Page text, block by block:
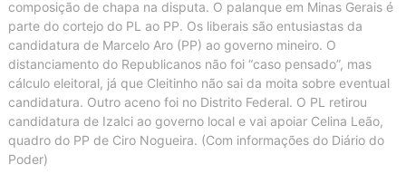
composição de chapa na disputa. O palanque em Minas Gerais é
parte do cortejo do PL ao PP. Os liberais são entusiastas da
candidatura de Marcelo Aro (PP) ao governo mineiro. O
distanciamento do Republicanos não foi “caso pensado”, mas
cálculo eleitoral, já que Cleitinho não sai da moita sobre eventual
candidatura. Outro aceno foi no Distrito Federal. O PL retirou
candidatura de Izalci ao governo local e vai apoiar Celina Leão,
quadro do PP de Ciro Nogueira. (Com informações do Diário do
Poder)